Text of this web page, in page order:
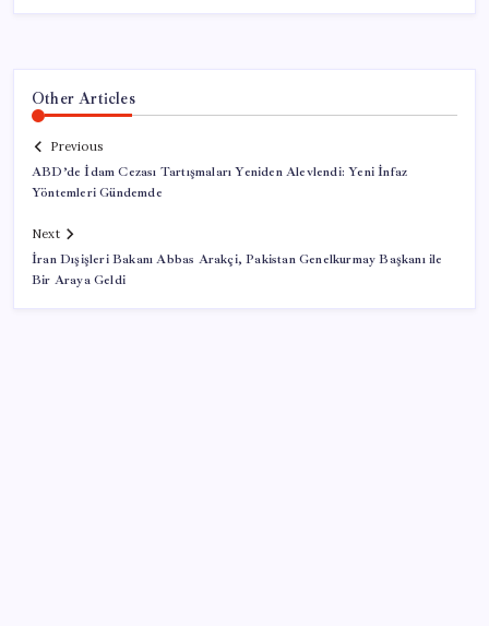
Other Articles
Previous
ABD’de İdam Cezası Tartışmaları Yeniden Alevlendi: Yeni İnfaz
Yöntemleri Gündemde
Next
İran Dışişleri Bakanı Abbas Arakçi, Pakistan Genelkurmay Başkanı ile
Bir Araya Geldi